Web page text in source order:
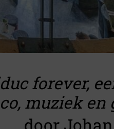
forever,
muziek en